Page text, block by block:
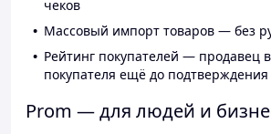
чеков
Массовый импорт товаров — без
Рейтинг покупателей — продавец
покупателя ещё до подтверждения
Prom — для людей и